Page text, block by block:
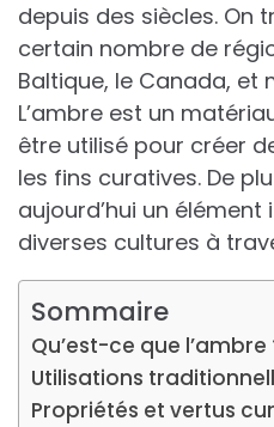
depuis des siècles. On
certain nombre de
Baltique, le Canada, et
L’ambre est un
être utilisé pour créer
les fins curatives. De
aujourd’hui un
diverses cultures à
Sommaire
Qu’est-ce que l’ambre
Utilisations
Propriétés et vertus